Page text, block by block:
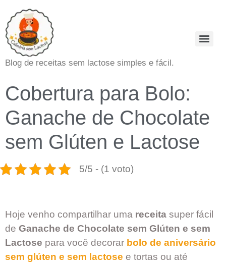
Blog de receitas sem lactose simples e fácil.
Cobertura para Bolo:
Ganache de Chocolate
sem Glúten e Lactose
5/5 - (1 voto)
Hoje venho compartilhar uma receita super fácil
de Ganache de Chocolate sem Glúten e sem
Lactose para você decorar bolo de aniversário
sem glúten e sem lactose e tortas ou até